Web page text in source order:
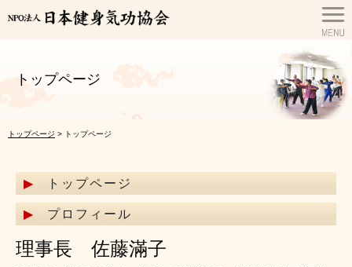
トップページ
トップページ > トップページ
トップページ
プロフィール
理事長 佐藤滿子